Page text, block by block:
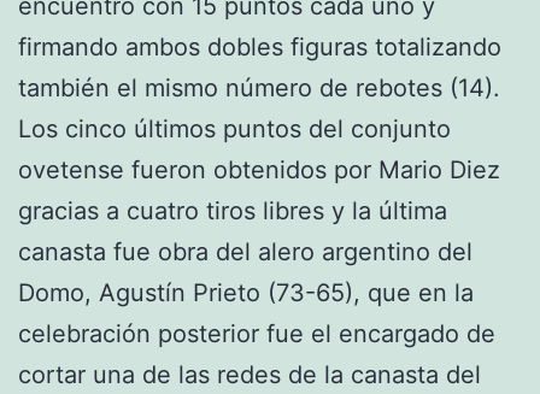
firmando ambos dobles figuras totalizando
también el mismo número de rebotes (14).
Los cinco últimos puntos del conjunto
ovetense fueron obtenidos por Mario Diez
gracias a cuatro tiros libres y la última
canasta fue obra del alero argentino del
Domo, Agustín Prieto (73-65), que en la
celebración posterior fue el encargado de
cortar una de las redes de la canasta del